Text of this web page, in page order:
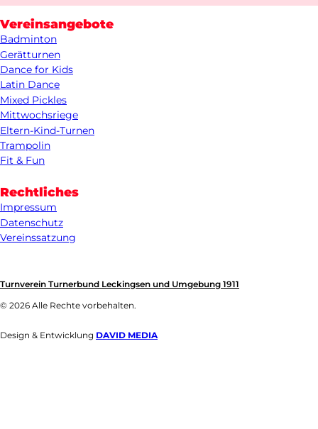
Vereinsangebote
Badminton
Gerätturnen
Dance for Kids
Latin Dance
Mixed Pickles
Mittwochsriege
Eltern-Kind-Turnen
Trampolin
Fit & Fun
Rechtliches
Impressum
Datenschutz
Vereinssatzung
Turnverein Turnerbund Leckingsen und Umgebung 1911
© 2026 Alle Rechte vorbehalten.
Design & Entwicklung DAVID MEDIA